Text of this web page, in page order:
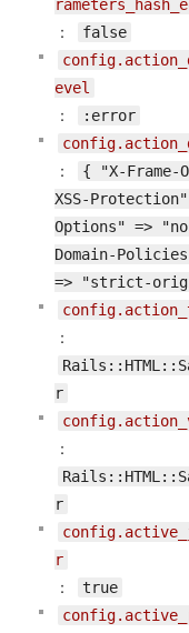
：
false
evel
：
:error
：
{ "X-Frame-
XSS-
Options" =>
Domain-
=> "strict-
：
r
：
r
r
：
true